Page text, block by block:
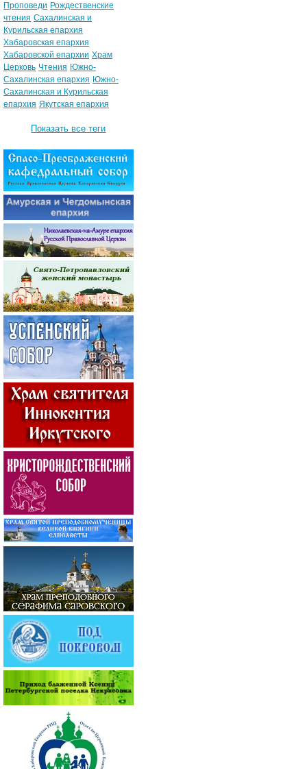
Проповеди Рождественские
чтения Сахалинская и
Курильская епархия
Хабаровская епархия
Хабаровской епархии Храм
Церковь Чтения Южно-
Сахалинская епархия Южно-
Сахалинская и Курильская
епархия Якутская епархия
Показать все теги